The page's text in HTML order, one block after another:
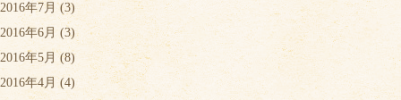
2016年7月 (3)
2016年6月 (3)
2016年5月 (8)
2016年4月 (4)